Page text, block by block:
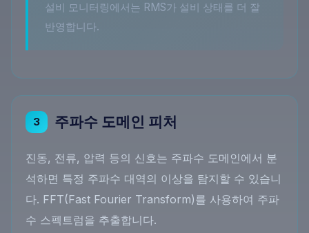
설비 모니터링에서는 RMS가 설비 상태를 더 잘
반영합니다.
3 주파수 도메인 피처
진동, 전류, 압력 등의 신호는 주파수 도메인에서 분
석하면 특정 주파수 대역의 이상을 탐지할 수 있습니
다. FFT(Fast Fourier Transform)를 사용하여 주파
수 스펙트럼을 추출합니다.